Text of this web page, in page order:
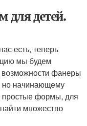
для детей.
есть, теперь
мы будем
возможности фанеры
но начинающему
простые формы, для
множество